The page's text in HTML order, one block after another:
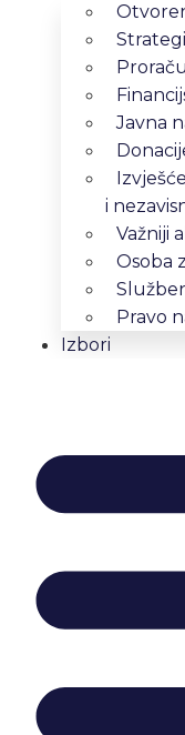
Javna
i
Važniji
Osoba
Pravo
Izbori